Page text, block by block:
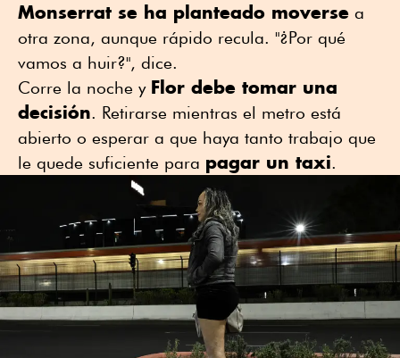
Monserrat se ha planteado moverse a
otra zona, aunque rápido recula. "¿Por qué
vamos a huir?", dice.
Corre la noche y Flor debe tomar una
decisión. Retirarse mientras el metro está
abierto o esperar a que haya tanto trabajo que
le quede suficiente para pagar un taxi.